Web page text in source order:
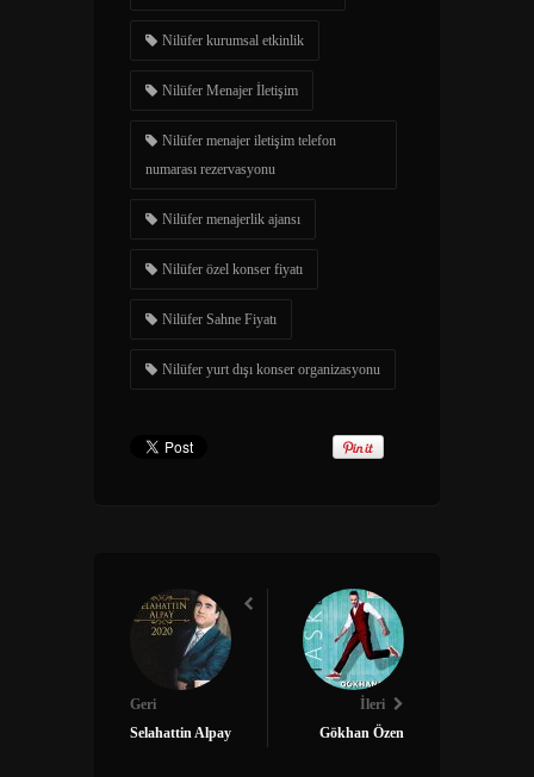
Nilüfer kurumsal etkinlik
Nilüfer Menajer İletişim
Nilüfer menajer iletişim telefon
numarası rezervasyonu
Nilüfer menajerlik ajansı
Nilüfer özel konser fiyatı
Nilüfer Sahne Fiyatı
Nilüfer yurt dışı konser organizasyonu
Geri
Selahattin Alpay
İleri
Gökhan Özen